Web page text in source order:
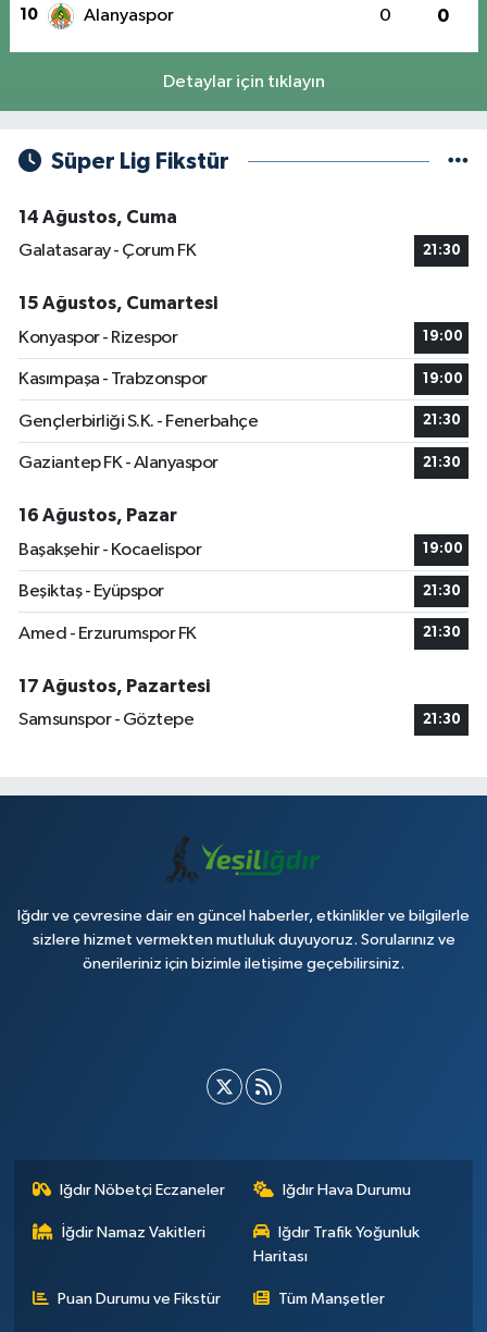
10 Alanyaspor 0 0
Detaylar için tıklayın
Süper Lig Fikstür
14 Ağustos, Cuma
Galatasaray - Çorum FK
21:30
15 Ağustos, Cumartesi
Konyaspor - Rizespor
19:00
Kasımpaşa - Trabzonspor 19:00
Gençlerbirliği S.K. - Fenerbahçe 21:30
Gaziantep FK - Alanyaspor 21:30
16 Ağustos, Pazar
Başakşehir - Kocaelispor
19:00
Beşiktaş - Eyüpspor 21:30
Amed - Erzurumspor FK 21:30
17 Ağustos, Pazartesi
Samsunspor - Göztepe
21:30
Iğdır ve çevresine dair en güncel haberler, etkinlikler ve bilgilerle
sizlere hizmet vermekten mutluluk duyuyoruz. Sorularınız ve
önerileriniz için bizimle iletişime geçebilirsiniz.
Iğdır Nöbetçi Eczaneler Iğdır Hava Durumu
İğdir Namaz Vakitleri
Iğdır Trafik Yoğunluk
Haritası
Puan Durumu ve Fikstür Tüm Manşetler